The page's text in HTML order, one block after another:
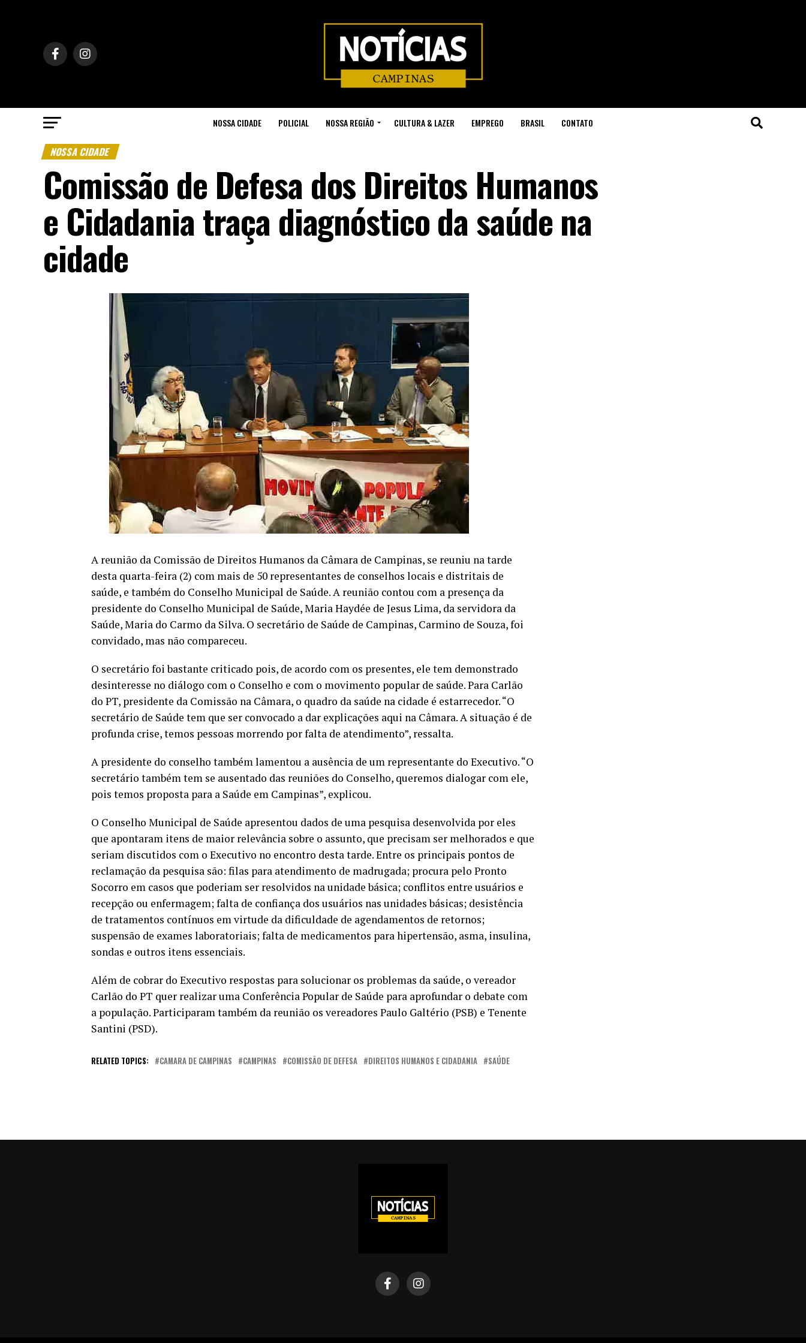
NOSSA CIDADE POLICIAL NOSSA REGIÃO CULTURA & LAZER EMPREGO BRASIL CONTATO
NOSSA CIDADE
Comissão de Defesa dos Direitos Humanos
e Cidadania traça diagnóstico da saúde na
cidade
A reunião da Comissão de Direitos Humanos da Câmara de Campinas, se reuniu na tarde
desta quarta-feira (2) com mais de 50 representantes de conselhos locais e distritais de
saúde, e também do Conselho Municipal de Saúde. A reunião contou com a presença da
presidente do Conselho Municipal de Saúde, Maria Haydée de Jesus Lima, da servidora da
Saúde, Maria do Carmo da Silva. O secretário de Saúde de Campinas, Carmino de Souza, foi
convidado, mas não compareceu.
O secretário foi bastante criticado pois, de acordo com os presentes, ele tem demonstrado
desinteresse no diálogo com o Conselho e com o movimento popular de saúde. Para Carlão
do PT, presidente da Comissão na Câmara, o quadro da saúde na cidade é estarrecedor. “O
secretário de Saúde tem que ser convocado a dar explicações aqui na Câmara. A situação é de
profunda crise, temos pessoas morrendo por falta de atendimento”, ressalta.
A presidente do conselho também lamentou a ausência de um representante do Executivo. “O
secretário também tem se ausentado das reuniões do Conselho, queremos dialogar com ele,
pois temos proposta para a Saúde em Campinas”, explicou.
O Conselho Municipal de Saúde apresentou dados de uma pesquisa desenvolvida por eles
que apontaram itens de maior relevância sobre o assunto, que precisam ser melhorados e que
seriam discutidos com o Executivo no encontro desta tarde. Entre os principais pontos de
reclamação da pesquisa são: filas para atendimento de madrugada; procura pelo Pronto
Socorro em casos que poderiam ser resolvidos na unidade básica; conflitos entre usuários e
recepção ou enfermagem; falta de confiança dos usuários nas unidades básicas; desistência
de tratamentos contínuos em virtude da dificuldade de agendamentos de retornos;
suspensão de exames laboratoriais; falta de medicamentos para hipertensão, asma, insulina,
sondas e outros itens essenciais.
Além de cobrar do Executivo respostas para solucionar os problemas da saúde, o vereador
Carlão do PT quer realizar uma Conferência Popular de Saúde para aprofundar o debate com
a população. Participaram também da reunião os vereadores Paulo Galtério (PSB) e Tenente
Santini (PSD).
RELATED TOPICS: CAMARA DE CAMPINAS CAMPINAS COMISSÃO DE DEFESA DIREITOS HUMANOS E CIDADANIA SAÚDE